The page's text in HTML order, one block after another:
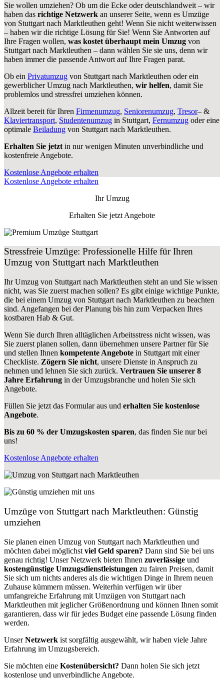
Sie wollen umziehen? Ob um die Ecke oder deutschlandweit – wir
haben das richtige Netzwerk an unserer Seite, wenn es Umzüge
von Stuttgart nach Marktleuthen geht! Wenn Sie nicht weiterwissen
– haben wir die richtige Lösung für Sie! Wenn Sie Antworten auf
Ihre Fragen wollen, was kostet überhaupt mein Umzug von
Stuttgart nach Marktleuthen – dann wählen Sie sie uns, denn wir
haben immer die passende Antwort auf Ihre Fragen parat.
Ob ein Privatumzug von Stuttgart nach Marktleuthen oder ein
gewerblicher Umzug nach Marktleuthen, wir helfen, damit Sie
problemlos und stressfrei umziehen können.
Allzeit bereit für Ihren Firmenumzug, Seniorenumzug, Tresor– &
Klaviertransport, Studentenumzug in Stuttgart, Fernumzug oder eine
optimale Beiladung von Stuttgart nach Marktleuthen.
Erhalten Sie jetzt in nur wenigen Minuten unverbindliche und
kostenfreie Angebote.
Kostenlose Angebote erhalten
Kostenlose Angebote erhalten
Ihr Umzug
Erhalten Sie jetzt Angebote
Stressfreie Umzüge: Professionelle Hilfe für Ihren
Umzug von Stuttgart nach Marktleuthen
Ihr Umzug von Stuttgart nach Marktleuthen steht an und Sie wissen
nicht, was Sie zuerst machen sollen? Es gibt einige wichtige Punkte,
die bei einem Umzug von Stuttgart nach Marktleuthen zu beachten
sind. Angefangen bei der Planung bis hin zum Verpacken Ihres
kostbaren Hab & Gut.
Wenn Sie durch Ihren alltäglichen Arbeitsstress nicht wissen, was
Sie zuerst planen sollen, dann übernehmen unsere Partner für Sie
und stellen Ihnen kompetente Angebote in Stuttgart mit einer
Checkliste. Zögern Sie nicht, unsere Dienste in Anspruch zu
nehmen und lehnen Sie sich zurück. Vertrauen Sie unserer 8
Jahre Erfahrung in der Umzugsbranche und holen Sie sich
Angebote.
Füllen Sie jetzt das Formular aus und erhalten Sie kostenlose
Angebote.
Bis zu 60 % der Umzugskosten sparen, das finden Sie nur bei
uns!
Kostenlose Angebote erhalten
Umzüge von Stuttgart nach Marktleuthen: Günstig
umziehen
Sie planen einen Umzug von Stuttgart nach Marktleuthen und
möchten dabei möglichst viel Geld sparen? Dann sind Sie bei uns
genau richtig! Unser Netzwerk bieten Ihnen zuverlässige und
kostengünstige Umzugsdienstleistungen zu fairen Preisen, damit
Sie sich um nichts anderes als die wichtigen Dinge in Ihrem neuen
Zuhause kümmern müssen. Weiterhin verfügen wir über
umfangreiche Erfahrung mit Umzügen von Stuttgart nach
Marktleuthen mit jeglicher Größenordnung und können Ihnen somit
garantieren, dass wir für jedes Budget eine passende Lösung finden
werden.
UnserNetzwerk ist sorgfältig ausgewählt, wir haben viele Jahre
Erfahrung im Umzugsbereich.
Sie möchten eine Kostenübersicht? Dann holen Sie sich jetzt
kostenlose und unverbindliche Angebote.